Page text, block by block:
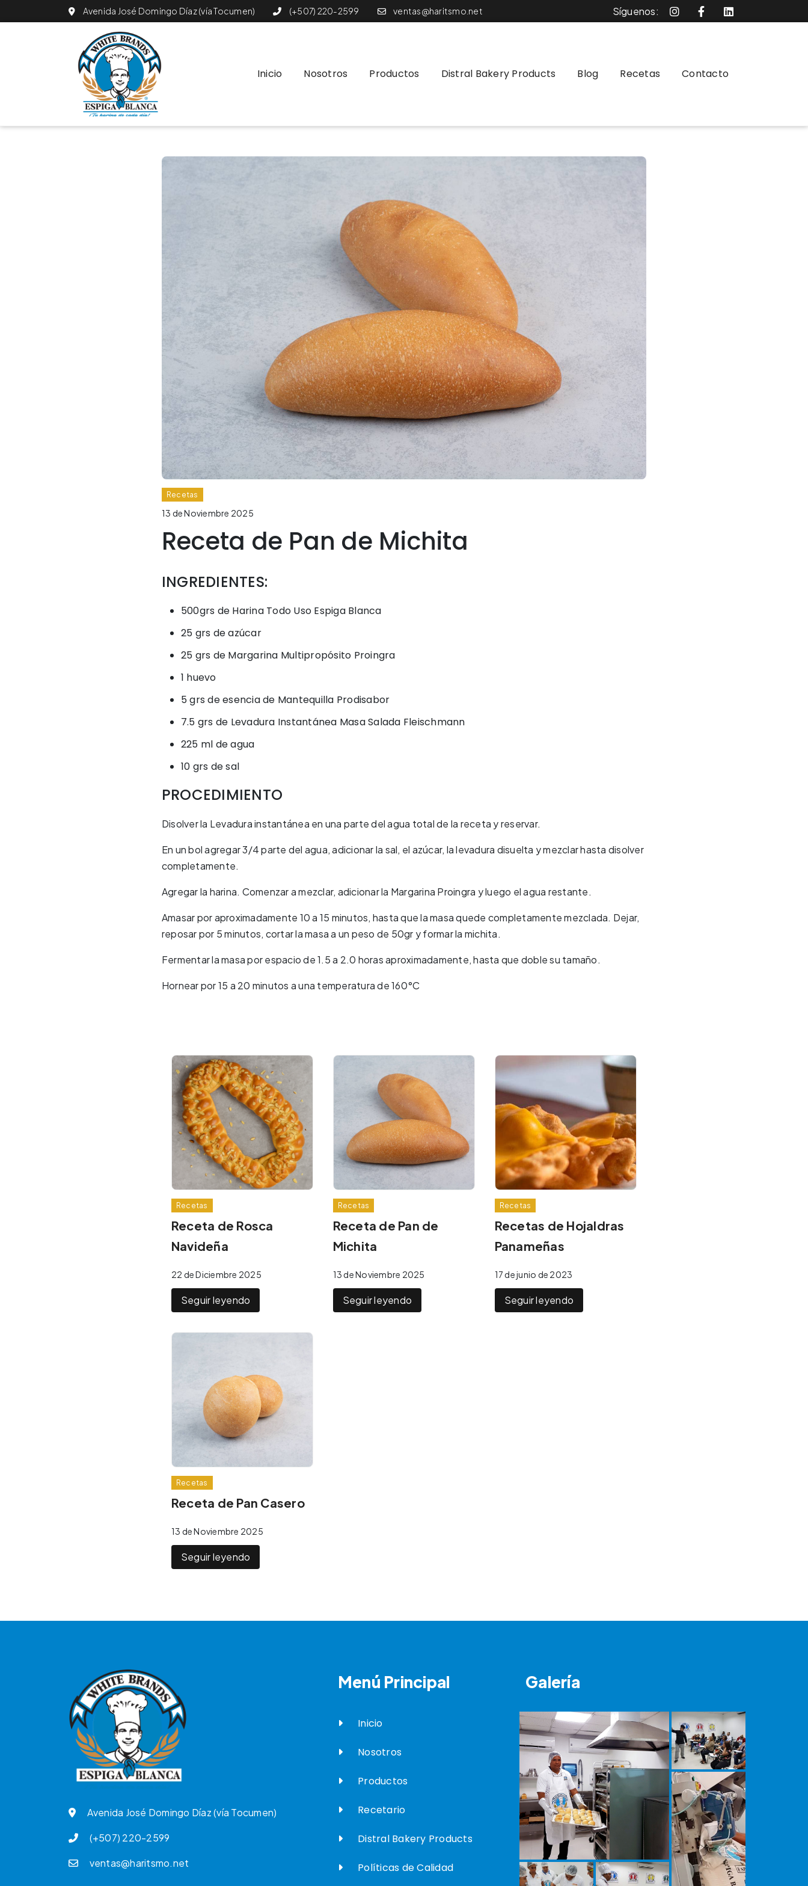
Avenida José Domingo Díaz (vía Tocumen) (+507) 220-2599 ventas@haritsmo.net Síguenos:
Inicio Nosotros Productos Distral Bakery Products Blog Recetas Contacto
Recetas
13 de Noviembre 2025
Receta de Pan de Michita
INGREDIENTES:
500grs de Harina Todo Uso Espiga Blanca
25 grs de azúcar
25 grs de Margarina Multipropósito Proingra
1 huevo
5 grs de esencia de Mantequilla Prodisabor
7.5 grs de Levadura Instantánea Masa Salada Fleischmann
225 ml de agua
10 grs de sal
PROCEDIMIENTO
Disolver la Levadura instantánea en una parte del agua total de la receta y reservar.
En un bol agregar 3/4 parte del agua, adicionar la sal, el azúcar, la levadura disuelta y mezclar hasta disolver
completamente.
Agregar la harina. Comenzar a mezclar, adicionar la Margarina Proingra y luego el agua restante.
Amasar por aproximadamente 10 a 15 minutos, hasta que la masa quede completamente mezclada. Dejar,
reposar por 5 minutos, cortar la masa a un peso de 50gr y formar la michita.
Fermentar la masa por espacio de 1.5 a 2.0 horas aproximadamente, hasta que doble su tamaño.
Hornear por 15 a 20 minutos a una temperatura de 160°C
Recetas
Receta de Rosca
Navideña
22 de Diciembre 2025
Seguir leyendo
Recetas
Receta de Pan de
Michita
13 de Noviembre 2025
Seguir leyendo
Recetas
Recetas de Hojaldras
Panameñas
17 de junio de 2023
Seguir leyendo
Recetas
Receta de Pan Casero
13 de Noviembre 2025
Seguir leyendo
Avenida José Domingo Díaz (vía Tocumen)
(+507) 220-2599
ventas@haritsmo.net
Menú Principal
Inicio
Nosotros
Productos
Recetario
Distral Bakery Products
Políticas de Calidad
Galería